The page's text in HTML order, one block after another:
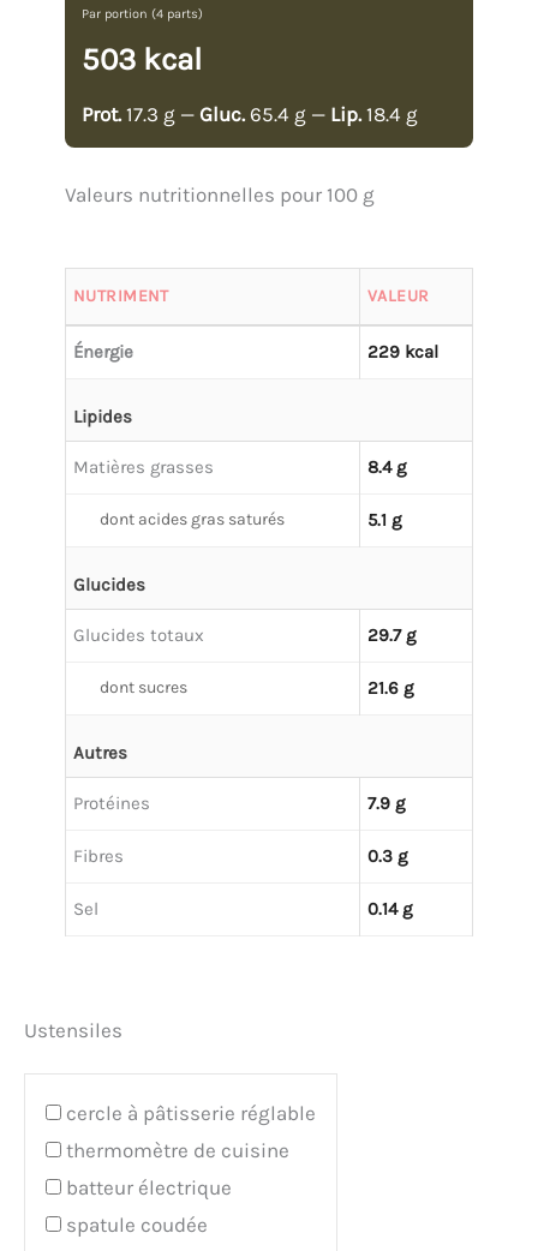
Par portion (4 parts)
503 kcal
Prot. 17.3 g — Gluc. 65.4 g — Lip. 18.4 g
Valeurs nutritionnelles pour 100 g
NUTRIMENT VALEUR
Énergie 229 kcal
Lipides
Matières grasses 8.4 g
dont acides gras saturés 5.1 g
Glucides
Glucides totaux 29.7 g
dont sucres 21.6 g
Autres
Protéines 7.9 g
Fibres 0.3 g
Sel 0.14 g
Ustensiles
cercle à pâtisserie réglable
thermomètre de cuisine
batteur électrique
spatule coudée